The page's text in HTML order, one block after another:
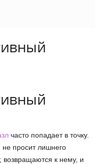
часто попадает в точку.
не просит лишнего
возвращаются к нему, и